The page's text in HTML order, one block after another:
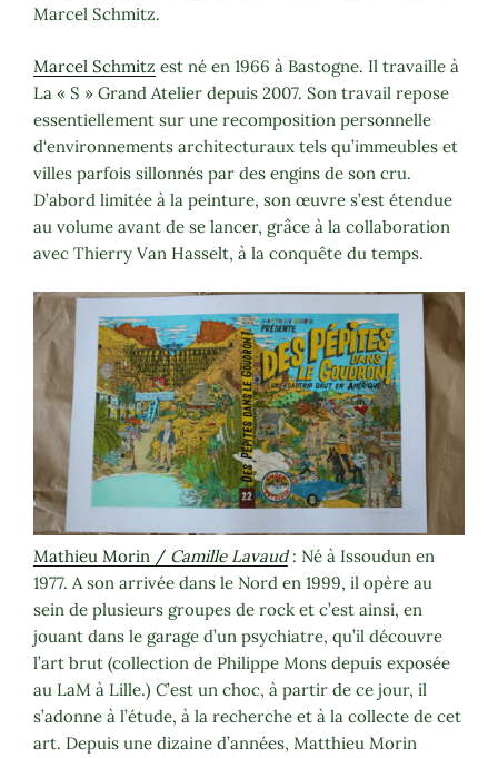
Marcel Schmitz.
Marcel Schmitz est né en 1966 à Bastogne. Il travaille à
La « S » Grand Atelier depuis 2007. Son travail repose
essentiellement sur une recomposition personnelle
d‘environnements architecturaux tels qu’immeubles et
villes parfois sillonnés par des engins de son cru.
D’abord limitée à la peinture, son œuvre s’est étendue
au volume avant de se lancer, grâce à la collaboration
avec Thierry Van Hasselt, à la conquête du temps.
Mathieu Morin / Camille Lavaud: Né à Issoudun en
1977. A son arrivée dans le Nord en 1999, il opère au
sein de plusieurs groupes de rock et c’est ainsi, en
jouant dans le garage d’un psychiatre, qu’il découvre
l’art brut (collection de Philippe Mons depuis exposée
au LaM à Lille.) C’est un choc, à partir de ce jour, il
s’adonne à l’étude, à la recherche et à la collecte de cet
art. Depuis une dizaine d’années, Matthieu Morin